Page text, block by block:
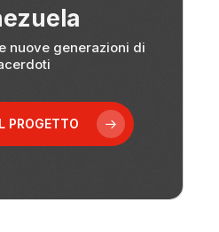
nuove generazioni di
PROGETTO